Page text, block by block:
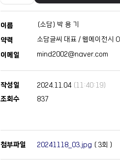
이름
(소담) 박 용 기
약력
소담글씨 대표 / 웹에이전시
이메일
mind2002@naver.com
작성일 2024.11.04 (11:40:19)
조회수
837
첨부파일 20241118_03.jpg ( 3회 )